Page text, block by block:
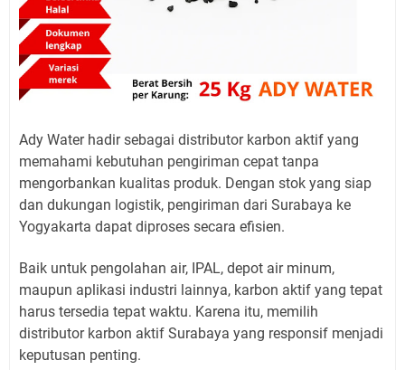
Ady Water hadir sebagai distributor karbon aktif yang
memahami kebutuhan pengiriman cepat tanpa
mengorbankan kualitas produk. Dengan stok yang siap
dan dukungan logistik, pengiriman dari Surabaya ke
Yogyakarta dapat diproses secara efisien.
Baik untuk pengolahan air, IPAL, depot air minum,
maupun aplikasi industri lainnya, karbon aktif yang tepat
harus tersedia tepat waktu. Karena itu, memilih
distributor karbon aktif Surabaya yang responsif menjadi
keputusan penting.